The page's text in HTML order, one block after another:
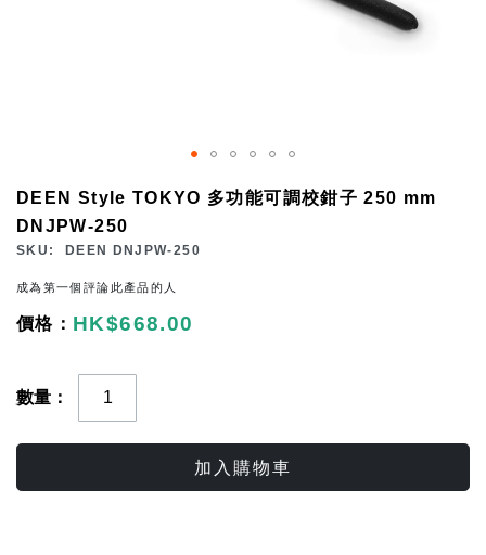
DEEN Style TOKYO 多功能可調校鉗子 250 mm
DNJPW-250
SKU DEEN DNJPW-250
成為第一個評論此產品的人
HK$668.00
數量
加入購物車
of
the